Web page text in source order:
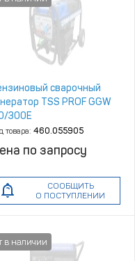
сварочный
TSS PROF GGW
300E
товара: 460.055905
по запросу
СООБЩИТЬ
О ПОСТУПЛЕНИИ